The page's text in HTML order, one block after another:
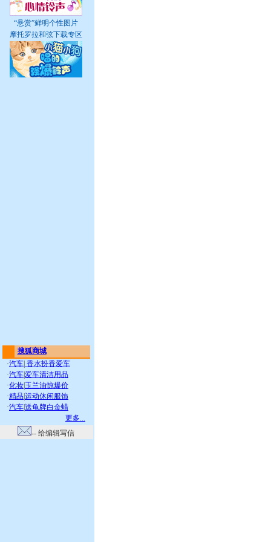
“悬赏”鲜明个性图片
摩托罗拉和弦下载专区
搜狐商城
·汽车 香水扮香爱车
·汽车爱车清洁用品
·化妆 玉兰油惊爆价
·精品运动休闲服饰
·汽车送龟牌白金蜡
更多...
-- 给编辑写信